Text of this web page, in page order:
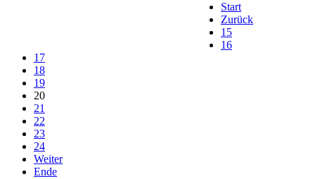
Start
Zurück
15
16
17
18
19
20
21
22
23
24
Weiter
Ende